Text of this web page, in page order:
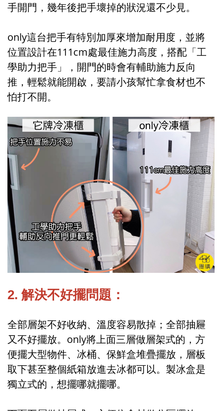
手開門，幾年後把手壞掉的狀況還不少見。
only這台把手有特別加厚來增加耐用度，並將
位置設計在111cm處最佳施力高度，搭配「工
學助力把手」，開門的時會有輔助施力反向
推，輕鬆就能開啟，要請小孩幫忙拿食材也不
怕打不開。
2. 解決不好擺問題：
全部層架不好收納、溫度容易散掉；全部抽屜
又不好擺放。only將上面三層做層架式的，方
便擺大型物件、冰桶、保鮮盒堆疊擺放，層板
取下甚至整個紙箱放進去冰都可以。製冰盒是
獨立式的，想擺哪就擺哪。